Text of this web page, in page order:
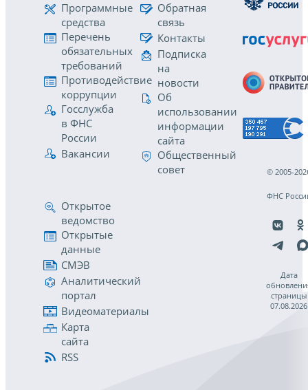
Программные
средства
Перечень
обязательных
требований
Противодействие
коррупции
Госслужба
в ФНС
России
Вакансии
Обратная
связь
Контакты
Подписка
на
новости
Об
использовании
информации
сайта
Общественный
совет
Открытое
ведомство
Открытые
данные
СМЭВ
Аналитический
портал
Видеоматериалы
Карта
сайта
RSS
© 2005-
ФНС
Дата
страницы
07.08.2026